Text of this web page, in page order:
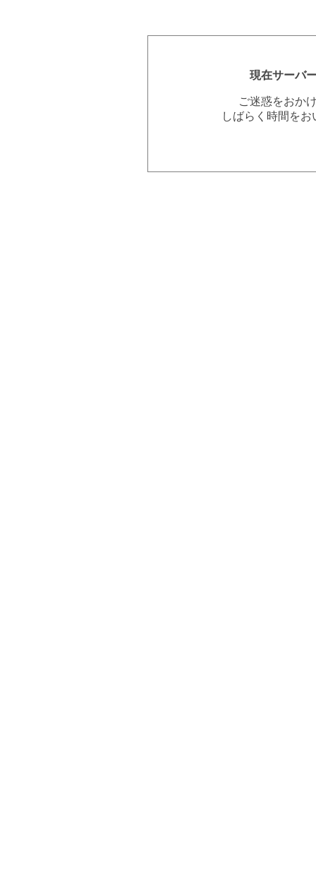
現在サーバ
ご迷惑をおか
しばらく時間を